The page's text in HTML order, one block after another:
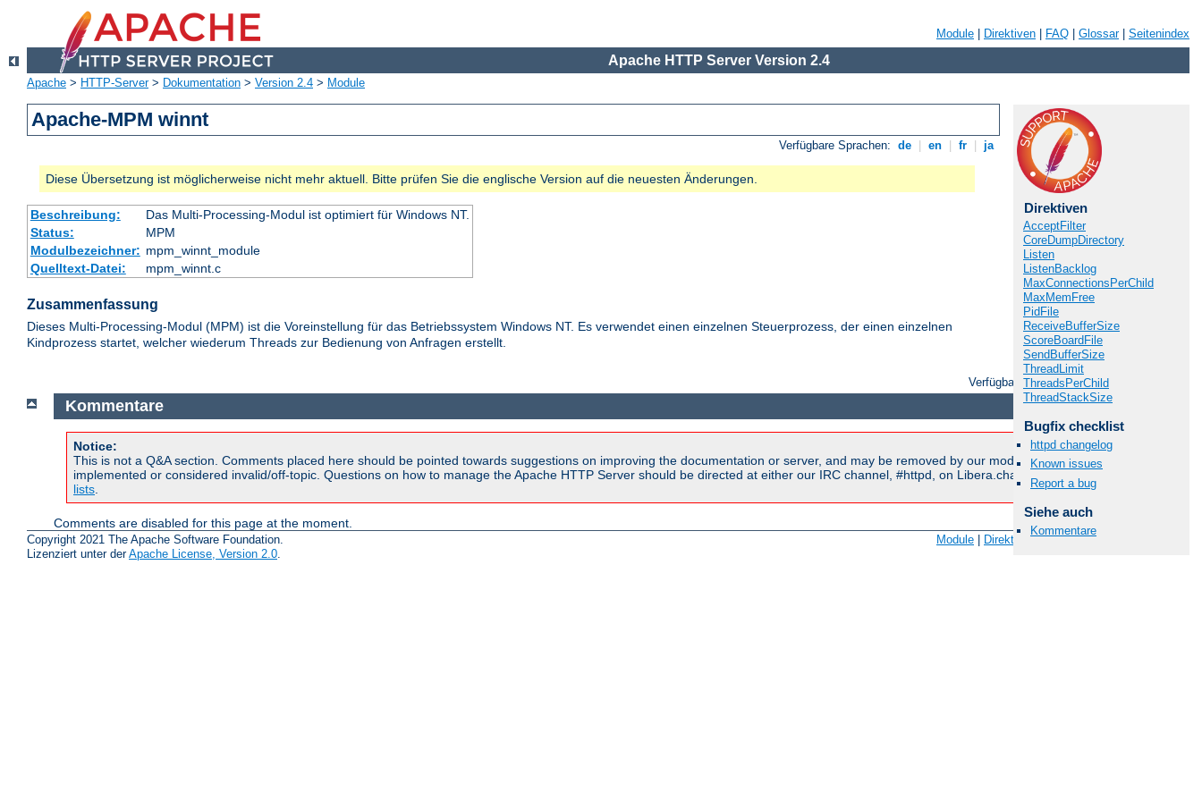
Module Direktiven FAQ Glossar| Seitenindex
Apache HTTP Server Version 2.4
Apache > HTTP-Server> Dokumentation > Version 2.4 > Module
Apache-MPM winnt
Verfügbare Sprachen: de en fr ja
Diese Übersetzung ist möglicherweise nicht mehr aktuell. Bitte prüfen Sie die englische Version auf die neuesten Änderungen.
Beschreibung:
Das Multi-Processing-Modul ist optimiert für Windows NT.
Status:
MPM
Modulbezeichner: mpm_winnt_module
Quelltext-Datei:
mpm_winnt.c
Zusammenfassung
Dieses Multi-Processing-Modul (MPM) ist die Voreinstellung für das Betriebssystem Windows NT. Es verwendet einen einzelnen Steuerprozess, der einen einzelnen
Kindprozess startet, welcher wiederum Threads zur Bedienung von Anfragen erstellt.
Direktiven
AcceptFilter
CoreDumpDirectory
Listen
ListenBacklog
MaxConnectionsPerChild
MaxMemFree
PidFile
ReceiveBufferSize
ScoreBoardFile
SendBufferSize
ThreadLimit
ThreadsPerChild
ThreadStackSize
Bugfix checklist
httpd changelog
Known issues
Report a bug
Siehe auch
Kommentare
Verfügbare Sprachen:de|
Kommentare
Notice:
This is not a Q&A section. Comments placed here should be pointed towards suggestions on improving the documentation or server, and may be removed by our moderators if they are either
implemented or considered invalid/off-topic. Questions on how to manage the Apache HTTP Server should be directed at either our IRC channel, #httpd, on Libera.chat, or sent to our
lists
Comments are disabled for this page at the moment.
Copyright 2021 The Apache Software Foundation.
Lizenziert unter derApache License, Version 2.0.
Module Direktiven|FAQ|Glossar